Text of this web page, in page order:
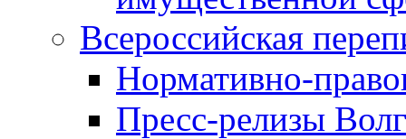
Всероссийская
Нормативно-
Пресс-релизы